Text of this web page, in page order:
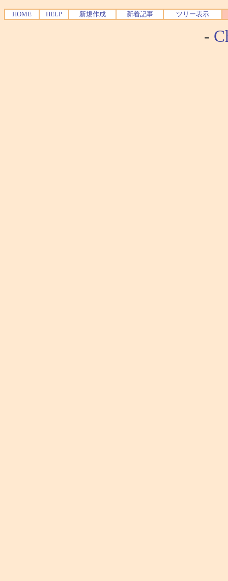
HOME HELP 新規作成 新着記事 ツリー表示
-